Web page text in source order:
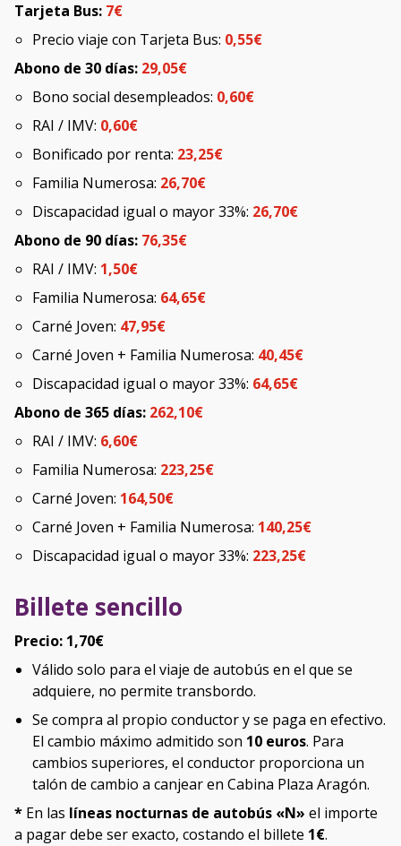
Tarjeta Bus: 7€
Precio viaje con Tarjeta Bus: 0,55€
Abono de 30 días: 29,05€
Bono social desempleados: 0,60€
RAI / IMV: 0,60€
Bonificado por renta: 23,25€
Familia Numerosa: 26,70€
Discapacidad igual o mayor 33%: 26,70€
Abono de 90 días: 76,35€
RAI / IMV: 1,50€
Familia Numerosa: 64,65€
Carné Joven: 47,95€
Carné Joven + Familia Numerosa: 40,45€
Discapacidad igual o mayor 33%: 64,65€
Abono de 365 días: 262,10€
RAI / IMV: 6,60€
Familia Numerosa: 223,25€
Carné Joven: 164,50€
Carné Joven + Familia Numerosa: 140,25€
Discapacidad igual o mayor 33%: 223,25€
Billete sencillo
Precio: 1,70€
Válido solo para el viaje de autobús en el que se
adquiere, no permite transbordo.
Se compra al propio conductor y se paga en efectivo.
El cambio máximo admitido son 10 euros. Para
cambios superiores, el conductor proporciona un
talón de cambio a canjear en Cabina Plaza Aragón.
* En las líneas nocturnas de autobús «N» el importe
a pagar debe ser exacto, costando el billete 1€.